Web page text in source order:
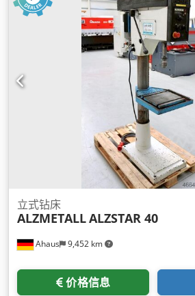
Ahaus 9,452 km
立式钻床
ALZMETALLALZSTAR 40
价格信息